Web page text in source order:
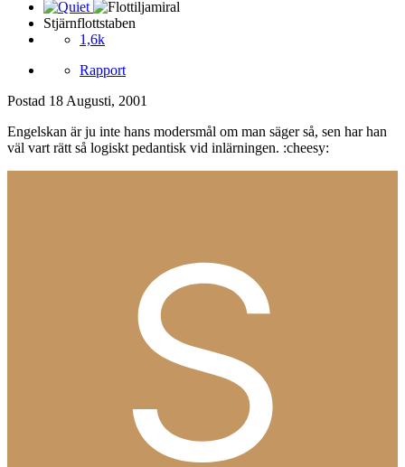
Stjärnflottstaben
1,6k
Rapport
Postad 18 Augusti, 2001
Engelskan är ju inte hans modersmål om man säger så, sen har han
väl vart rätt så logiskt pedantisk vid inlärningen. :cheesy: